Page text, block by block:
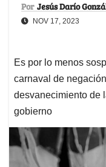
Por Jesús Darío
NOV 17, 2023
Es por lo menos
carnaval de
desvanecimiento de
gobierno